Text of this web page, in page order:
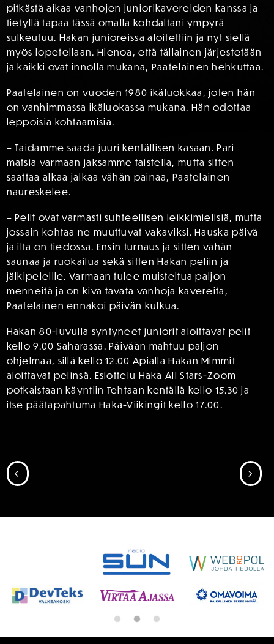
pitkästä aikaa vanhojen juniorikavereiden kanssa ja
tietyllä tapaa tässä omalla kohdaltani ympyrä
sulkeutuu. Hakan junioreissa aloitettiin ja nyt siellä
myös lopetellaan. Hienoa, että tällainen järjestetään
ja kaikki ovat innolla mukana, Paatelainen hehkuttaa.
Paatelainen on vuoden 1980 ikäluokkaa, joten hän
on vanhimmassa ikäluokassa mukana. Hän odottaa
leppoisia kohtaamisia.
– Taidamme saada juuri kentällisen kasaan. Pari
matsia varmaan jaksamme taistella, mutta sitten
saattaa alkaa jalkaa vähän painaa, Paatelainen
naureskelee.
– Pelit ovat varmasti suhteellisen leikkimielisiä, mutta
jossain kohtaa ne muuttuvat vakaviksi. Hauska päivä
ja ilta on tiedossa. Ensin turnaus ja sitten vähän
saunaa ja ruokailua sekä sitten Hakan peliin ja
jälkipeleille. Varmaan tulee muisteltua paljon
menneitä ja on kiva tavata vanhoja kavereita,
Paatelainen ennakoi päivän kulkua.
Hakan 80-luvulla syntyneet juniorit aloittavat pelit
kello 9.00 Saharassa. Päivään mahtuu paljon
ohjelmaa, sillä kello 12.00 Apialla Hakan Mimmit
aloittavat pelinsä. Esiottelu Haka All Stars-Zoom
potkaistaan käyntiin Tehtaan kentällä kello 15.30 ja
itse päätapahtuma Haka-Viikingit kello 17.00.
SIIRRY EDELLISEEN